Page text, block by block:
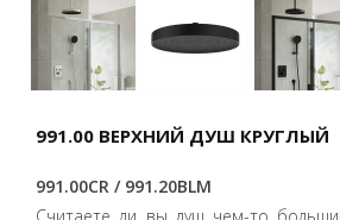
991.00 ВЕРХНИЙ ДУШ КРУГЛЫЙ
991.00CR / 991.20BLM